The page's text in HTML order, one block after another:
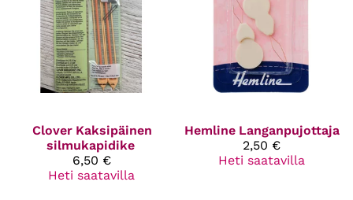
Clover Kaksipäinen
silmukapidike
6,50 €
Heti saatavilla
Hemline Langanpujottaja
2,50 €
Heti saatavilla